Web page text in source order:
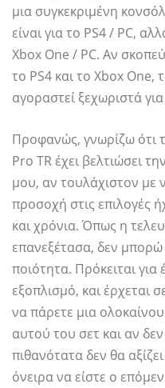
μια συγκεκριμένη
είναι για το PS4 / PC,
Xbox One / PC. Αν
το PS4 και το Xbox One,
αγοραστεί ξεχωριστά
Προφανώς, γνωρίζω ότι
Pro TR έχει βελτιώσει
μου, αν τουλάχιστον με
προσοχή στις επιλογές
και χρόνια. Όπως η
επανεξέτασα, δεν
ποιότητα. Πρόκειται
εξοπλισμό, και έρχεται
να πάρετε μια
αυτού του σετ και αν
πιθανότατα δεν θα
όνειρα να είστε ο